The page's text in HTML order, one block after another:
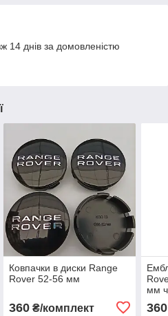
14 днів за домовленістю
Ковпачки в диски Range
Rover 52-56 мм
360₴/комплект
мм
360